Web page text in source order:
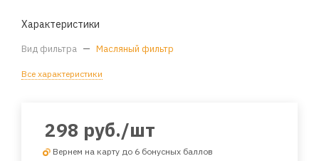
Характеристики
Вид фильтра — Масляный фильтр
Все характеристики
298 руб./шт
Вернем на карту до 6 бонусных баллов